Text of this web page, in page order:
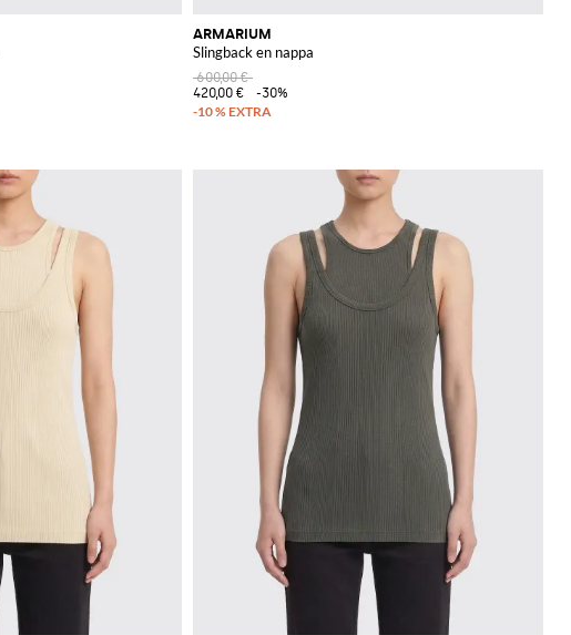
ARMARIUM
Slingback en nappa
600,00 €
420,00 €
-30%